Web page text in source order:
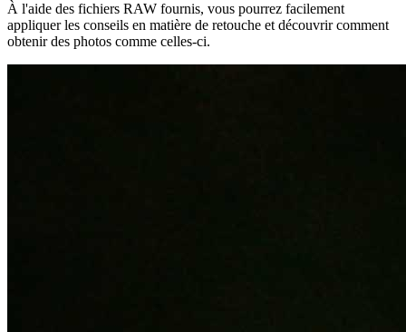
À l'aide des fichiers RAW fournis, vous pourrez facilement
appliquer les conseils en matière de retouche et découvrir comment
obtenir des photos comme celles-ci.